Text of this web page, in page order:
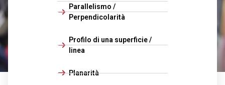
Parallelismo /
Perpendicolarità
Profilo di una superficie /
linea
Planarità